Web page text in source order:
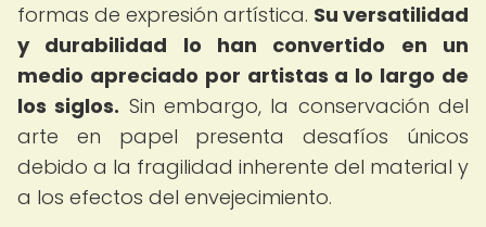
formas de expresión artística. Su versatilidad
y durabilidad lo han convertido en un
medio apreciado por artistas a lo largo de
los siglos. Sin embargo, la conservación del
arte en papel presenta desafíos únicos
debido a la fragilidad inherente del material y
a los efectos del envejecimiento.